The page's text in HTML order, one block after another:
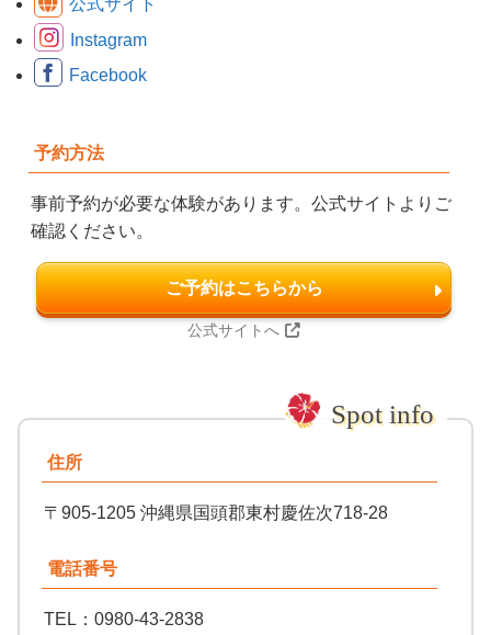
Instagram
Facebook
予約方法
事前予約が必要な体験があります。公式サイトよりご
確認ください。
ご予約はこちらから
公式サイトへ
住所
〒905-1205 沖縄県国頭郡東村慶佐次718-28
電話番号
TEL：0980-43-2838